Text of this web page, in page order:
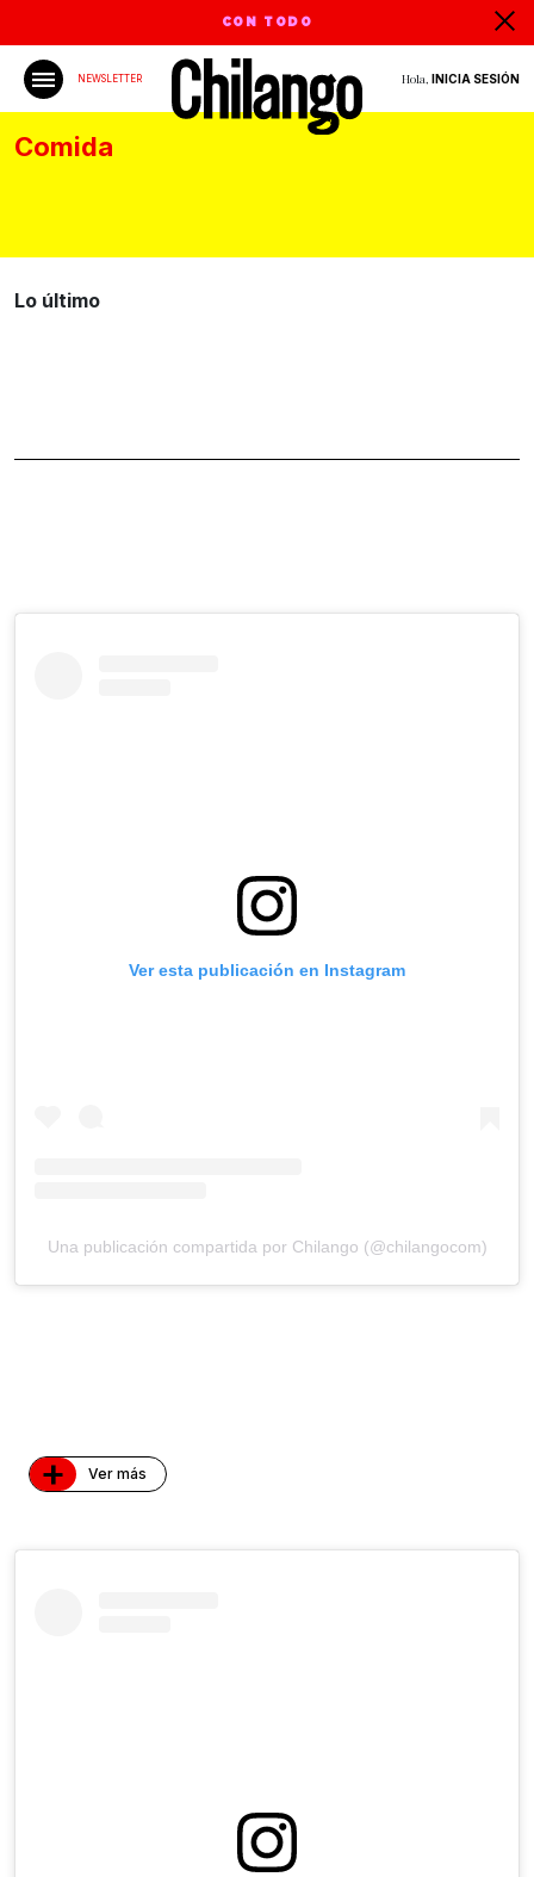
CON TODO
NEWSLETTER Hola, INICIA SESIÓN
Comida
Lo último
Ver esta publicación en Instagram
Una publicación compartida por Chilango (@chilangocom)
+ Ver más